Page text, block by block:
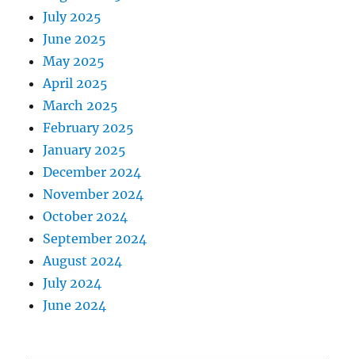
July 2025
June 2025
May 2025
April 2025
March 2025
February 2025
January 2025
December 2024
November 2024
October 2024
September 2024
August 2024
July 2024
June 2024